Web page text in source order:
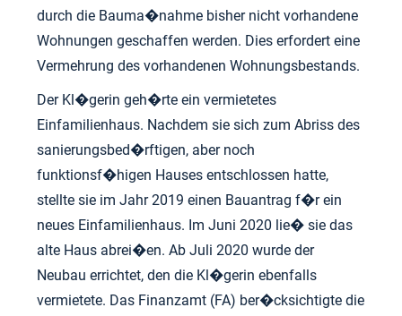
durch die Bauma�nahme bisher nicht vorhandene
Wohnungen geschaffen werden. Dies erfordert eine
Vermehrung des vorhandenen Wohnungsbestands.
Der Kl�gerin geh�rte ein vermietetes
Einfamilienhaus. Nachdem sie sich zum Abriss des
sanierungsbed�rftigen, aber noch
funktionsf�higen Hauses entschlossen hatte,
stellte sie im Jahr 2019 einen Bauantrag f�r ein
neues Einfamilienhaus. Im Juni 2020 lie� sie das
alte Haus abrei�en. Ab Juli 2020 wurde der
Neubau errichtet, den die Kl�gerin ebenfalls
vermietete. Das Finanzamt (FA) ber�cksichtigte die